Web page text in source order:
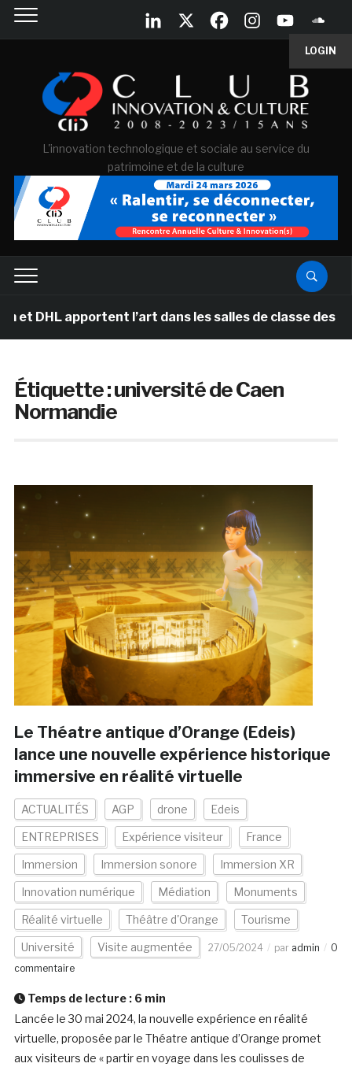
LOGIN
L'innovation technologique et sociale au service du
patrimoine et de la culture
apportent l’art dans les salles de classe des écoles
Étiquette :université de Caen
Normandie
Le Théatre antique d’Orange (Edeis)
lance une nouvelle expérience historique
immersive en réalité virtuelle
ACTUALITÉS AGP drone Edeis
ENTREPRISES Expérience visiteur France
Immersion Immersion sonore Immersion XR
Innovation numérique Médiation Monuments
Réalité virtuelle Théâtre d'Orange Tourisme
Université Visite augmentée 27/05/2024 par admin
0
commentaire
Temps de lecture : 6 min
Lancée le 30 mai 2024, la nouvelle expérience en réalité
virtuelle, proposée par le Théatre antique d’Orange promet
aux visiteurs de « partir en voyage dans les coulisses de